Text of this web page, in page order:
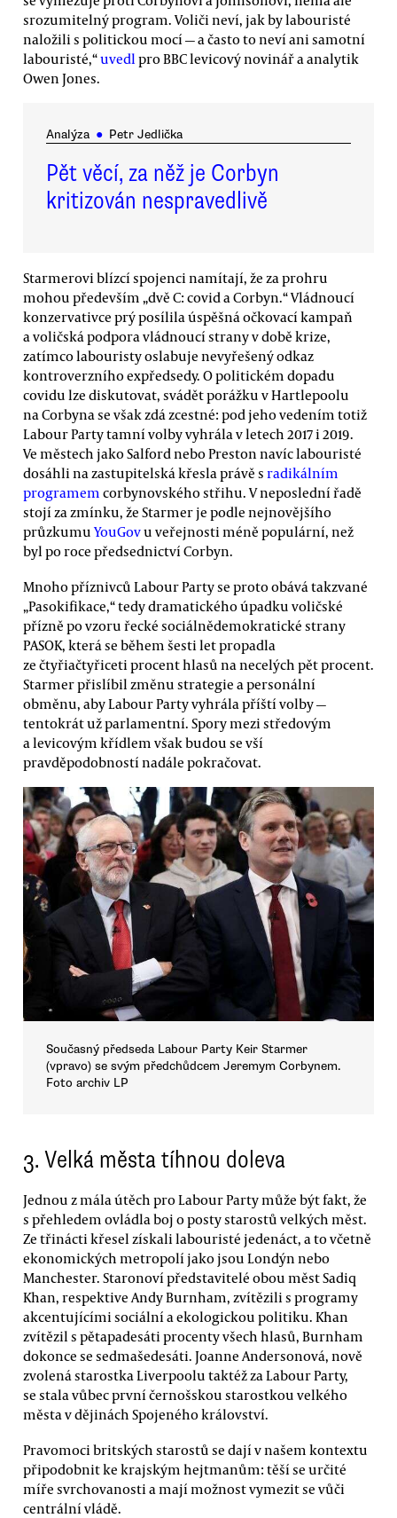
srozumitelný program. Voliči neví, jak by labouristé
naložili s politickou mocí — a často to neví ani samotní
labouristé,“uvedl pro BBC levicový novinář a analytik
Owen Jones.
Analýza ● Petr Jedlička
Pět věcí, za něž je Corbyn
kritizován nespravedlivě
Starmerovi blízcí spojenci namítají, že za prohru
mohou především „dvě C: covid a Corbyn.“ Vládnoucí
konzervativce prý posílila úspěšná očkovací kampaň
a voličská podpora vládnoucí strany v době krize,
zatímco labouristy oslabuje nevyřešený odkaz
kontroverzního expředsedy. O politickém dopadu
covidu lze diskutovat, svádět porážku v Hartlepoolu
na Corbyna se však zdá zcestné: pod jeho vedením totiž
Labour Party tamní volby vyhrála v letech 2017 i 2019.
Ve městech jako Salford nebo Preston navíc labouristé
dosáhli na zastupitelská křesla právě s radikálním
programem corbynovského střihu. V neposlední řadě
stojí za zmínku, že Starmer je podle nejnovějšího
průzkumu YouGovu veřejnosti méně populární, než
byl po roce předsednictví Corbyn.
Mnoho příznivců Labour Party se proto obává takzvané
„Pasokifikace,“ tedy dramatického úpadku voličské
přízně po vzoru řecké sociálnědemokratické strany
PASOK, která se během šesti let propadla
ze čtyřiačtyřiceti procent hlasů na necelých pět procent.
Starmer přislíbil změnu strategie a personální
obměnu, aby Labour Party vyhrála příští volby —
tentokrát už parlamentní. Spory mezi středovým
a levicovým křídlem však budou se vší
pravděpodobností nadále pokračovat.
Současný předseda Labour Party Keir Starmer
(vpravo) se svým předchůdcem Jeremym Corbynem.
Foto archiv LP
3. Velká města tíhnou doleva
Jednou z mála útěch pro Labour Party může být fakt, že
s přehledem ovládla boj o posty starostů velkých měst.
Ze třinácti křesel získali labouristé jedenáct, a to včetně
ekonomických metropolí jako jsou Londýn nebo
Manchester. Staronoví představitelé obou měst Sadiq
Khan, respektive Andy Burnham, zvítězili s programy
akcentujícími sociální a ekologickou politiku. Khan
zvítězil s pětapadesáti procenty všech hlasů, Burnham
dokonce se sedmašedesáti. Joanne Andersonová, nově
zvolená starostka Liverpoolu taktéž za Labour Party,
se stala vůbec první černošskou starostkou velkého
města v dějinách Spojeného království.
Pravomoci britských starostů se dají v našem kontextu
připodobnit ke krajským hejtmanům: těší se určité
míře svrchovanosti a mají možnost vymezit se vůči
centrální vládě.